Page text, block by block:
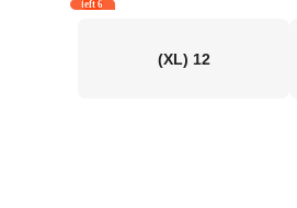
12
(XL)
6 left